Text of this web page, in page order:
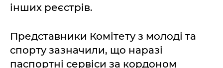
інших реєстрів.
Представники Комітету з молоді та
спорту зазначили, що наразі
паспортні сервіси за кордоном